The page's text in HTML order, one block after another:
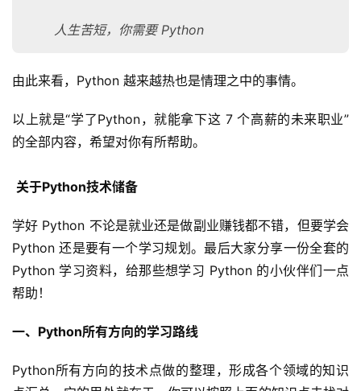
社
区
优
动
登录
人生苦短，你需要 Python
由此来看，Python 越来越热也是情理之中的事情。
以上就是“学了Python，就能拿下这 7 个高薪的未来职业”
的全部内容，希望对你有所帮助。
关于Python技术储备
学好 Python 不论是就业还是做副业赚钱都不错，但要学会
Python 还是要有一个学习规划。最后大家分享一份全套的
Python 学习资料，给那些想学习 Python 的小伙伴们一点
帮助！
一、Python所有方向的学习路线
Python所有方向的技术点做的整理，形成各个领域的知识